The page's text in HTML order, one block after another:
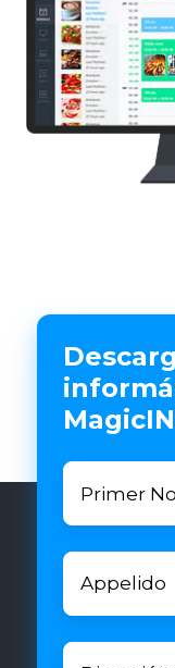
Primer
Nombre
name
Appelido
name
Dirección